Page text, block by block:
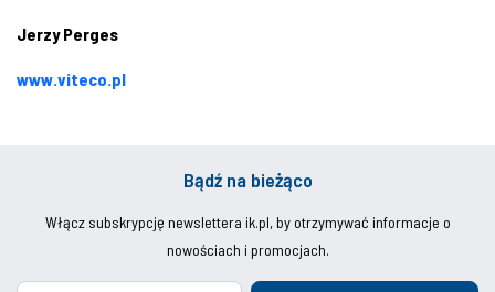
Jerzy Perges
www.viteco.pl
Bądź na bieżąco
Włącz subskrypcję newslettera ik.pl, by otrzymywać informacje o
nowościach i promocjach.